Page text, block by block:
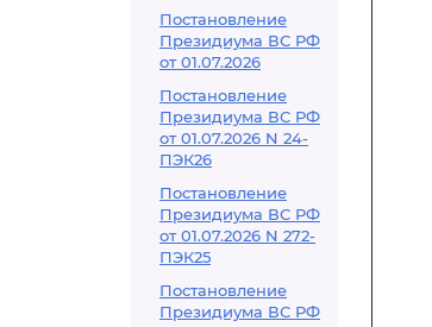
Постановление
Президиума ВС РФ
от 01.07.2026
Постановление
Президиума ВС РФ
от 01.07.2026 N 24-
ПЭК26
Постановление
Президиума ВС РФ
от 01.07.2026 N 272-
ПЭК25
Постановление
Президиума ВС РФ